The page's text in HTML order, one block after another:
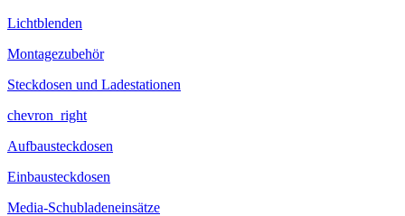
Lichtblenden
Montagezubehör
Steckdosen und Ladestationen
chevron_right
Aufbausteckdosen
Einbausteckdosen
Media-Schubladeneinsätze